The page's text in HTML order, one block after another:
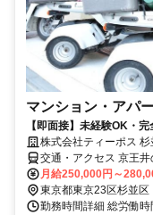
マンション・アパ
【即面接】未経験OK・
株式会社ティーポス
交通・アクセス 京王
月給250,000円～
東京都東京23区杉並区
勤務時間詳細 総労働